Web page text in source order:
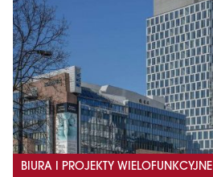
BIURA I PROJEKTY WIELOFUNKCYJNE